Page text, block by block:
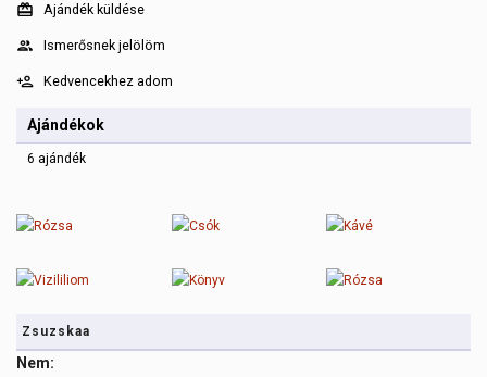
Ajándék küldése
Ismerősnek jelölöm
Kedvencekhez adom
Ajándékok
6 ajándék
Zsuzskaa
Nem: